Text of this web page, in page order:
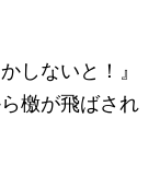
しないと！』
檄が飛ばされ